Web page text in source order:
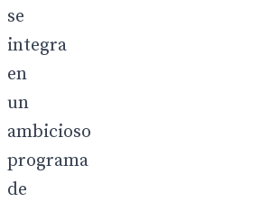
se
integra
en
un
ambicioso
programa
de